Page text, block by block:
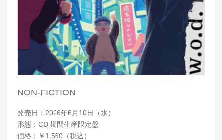
NON-FICTION
発売日：2026年6月10日（水）
形態：CD 期間生産限定盤
価格：￥1,560（税込）